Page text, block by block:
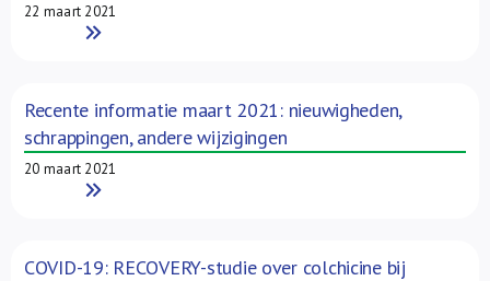
22 maart 2021
Read More
Recente informatie maart 2021: nieuwigheden,
schrappingen, andere wijzigingen
20 maart 2021
Read More
COVID-19: RECOVERY-studie over colchicine bij